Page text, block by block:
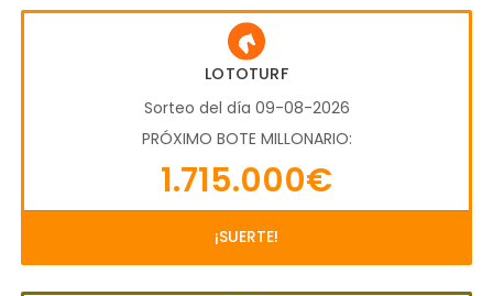
LOTOTURF
Sorteo del día 09-08-2026
PRÓXIMO BOTE MILLONARIO:
1.715.000€
¡SUERTE!